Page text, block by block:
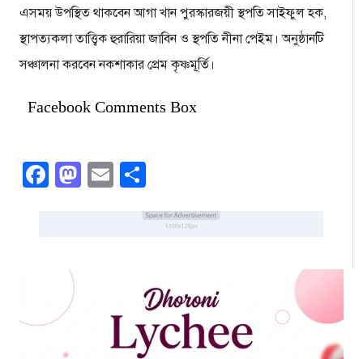
এসময় উপস্থিত থাকবেন আগা খান পুরস্কারজয়ী স্থপতি সাইফুল হক,
স্থাপত্যকলা তাত্ত্বিক হুরারিয়া জাবিন ও স্থপতি নীনা পেইম। অনুষ্ঠানটি
সঞ্চালনা করবেন নকশাকার প্রেম কৃষ্ণমূর্তি।
Facebook Comments Box
Facebook
Mastodon
Email